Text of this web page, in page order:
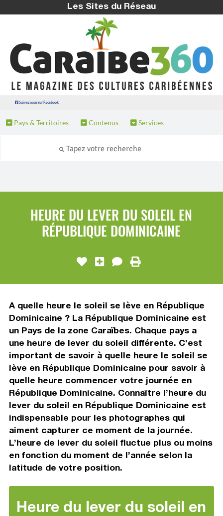
Les Sites du Réseau
Suivez nous sur Facebook
Pays & Territoires Contenus Services
HEURE DU LEVER DU SOLEIL EN
RÉPUBLIQUE DOMINICAINE
A quelle heure le soleil se lève en République
Dominicaine ? La République Dominicaine est
un Pays de la zone Caraïbes. Chaque pays a
une heure de lever du soleil différente. C’est
important de savoir à quelle heure le soleil se
lève en République Dominicaine pour savoir à
quelle heure commencer votre journée en
République Dominicaine. Connaître l’heure du
lever du soleil en République Dominicaine est
indispensable pour les photographes qui
aiment capturer ce moment de la journée.
L’heure de lever du soleil fluctue plus ou moins
en fonction du moment de l’année selon la
latitude de votre position.
Heure du lever du soleil en